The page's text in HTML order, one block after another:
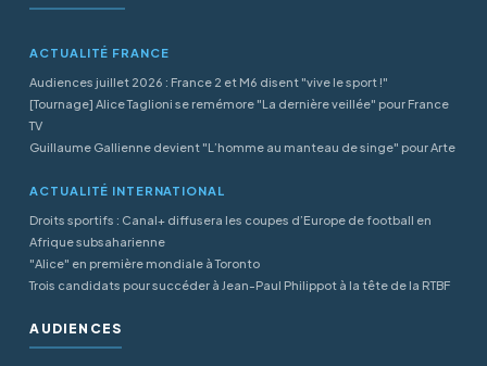
ACTUALITÉ FRANCE
Audiences juillet 2026 : France 2 et M6 disent "vive le sport !"
[Tournage] Alice Taglioni se remémore "La dernière veillée" pour France
TV
Guillaume Gallienne devient "L’homme au manteau de singe" pour Arte
ACTUALITÉ INTERNATIONAL
Droits sportifs : Canal+ diffusera les coupes d’Europe de football en
Afrique subsaharienne
"Alice" en première mondiale à Toronto
Trois candidats pour succéder à Jean-Paul Philippot à la tête de la RTBF
AUDIENCES